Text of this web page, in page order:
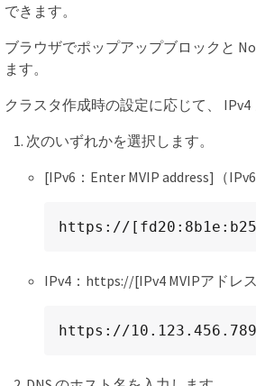
できます。
ブラウザでポップアップブロックと
ます。
クラスタ作成時の設定に応じて、 IPv4
次のいずれかを選択します。
[IPv6：Enter MVIP address]（
https://
IPv4：https://[IPv4 MVIPアドレ
https://